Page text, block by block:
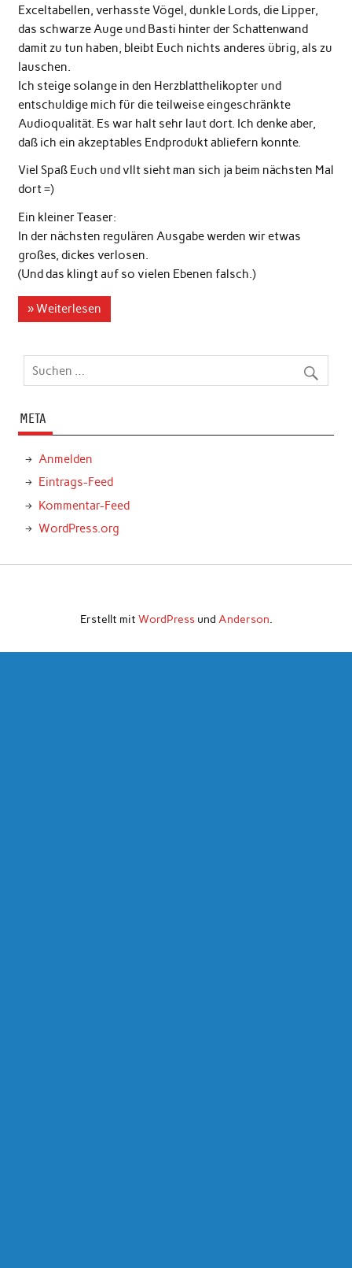
Exceltabellen, verhasste Vögel, dunkle Lords, die Lipper,
das schwarze Auge und Basti hinter der Schattenwand
damit zu tun haben, bleibt Euch nichts anderes übrig, als zu
lauschen.
Ich steige solange in den Herzblatthelikopter und
entschuldige mich für die teilweise eingeschränkte
Audioqualität. Es war halt sehr laut dort. Ich denke aber,
daß ich ein akzeptables Endprodukt abliefern konnte.
Viel Spaß Euch und vllt sieht man sich ja beim nächsten Mal
dort =)
Ein kleiner Teaser:
In der nächsten regulären Ausgabe werden wir etwas
großes, dickes verlosen.
(Und das klingt auf so vielen Ebenen falsch.)
» Weiterlesen
META
Anmelden
Eintrags-Feed
Kommentar-Feed
WordPress.org
Erstellt mit WordPressund Anderson.